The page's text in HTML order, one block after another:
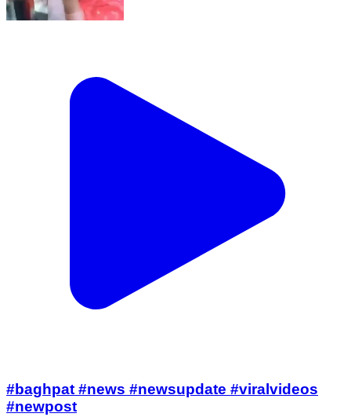
#baghpat #news #newsupdate #viralvideos
#newpost